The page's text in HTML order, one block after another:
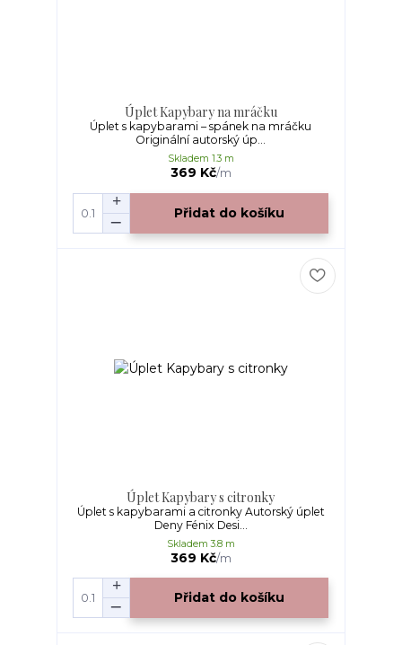
Úplet Kapybary na mráčku
Úplet s kapybarami – spánek na mráčku
Originální autorský úp...
369 Kč/m
Skladem 1.3 m
Přidat do košíku
Úplet Kapybary s citronky
Úplet s kapybarami a citronky Autorský úplet
Deny Fénix Desi...
369 Kč/m
Skladem 3.8 m
Přidat do košíku